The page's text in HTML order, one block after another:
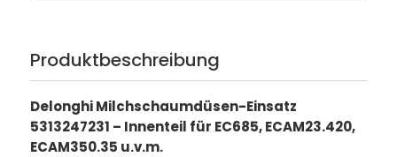
Produktbeschreibung
Delonghi Milchschaumdüsen-Einsatz
5313247231 – Innenteil für EC685, ECAM23.420,
ECAM350.35 u.v.m.